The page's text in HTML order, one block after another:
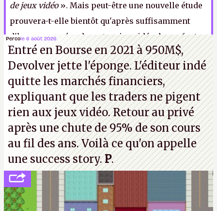
de jeux vidéo». Mais peut-être une nouvelle étude
prouvera-t-elle bientôt qu'après suffisamment
d'heures passées devant un jeu vidéo, les enfants
font des progrès en épistémologie.LFS
Percole 6 août 2026
Entré en Bourse en 2021 à 950M$,
Devolver jette l'éponge. L'éditeur indé
quitte les marchés financiers,
expliquant que les traders ne pigent
rien aux jeux vidéo. Retour au privé
après une chute de 95% de son cours
au fil des ans. Voilà ce qu'on appelle
une success story.P.